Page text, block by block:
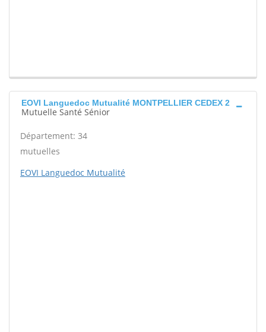
EOVI Languedoc Mutualité MONTPELLIER CEDEX 2
Mutuelle Santé Sénior
Département: 34
mutuelles
EOVI Languedoc Mutualité